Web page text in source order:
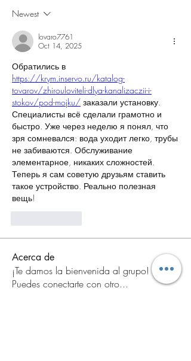
Newest
lovaro7761
Oct 14, 2025
https://krym.inservo.ru/katalog-
tovarov/zhirouloviteli-dlya-kanalizaczii-i-
stokov/pod-mojku/ заказали установку.
Специалисты всё сделали грамотно и
быстро. Уже через неделю я понял, что
зря сомневался: вода уходит легко, трубы
не забиваются. Обслуживание
элементарное, никаких сложностей.
Теперь я сам советую друзьям ставить
такое устройство. Реально полезная
вещь!
Acerca de
¡Te damos la bienvenida al grupo!
Puedes conectarte con otro...